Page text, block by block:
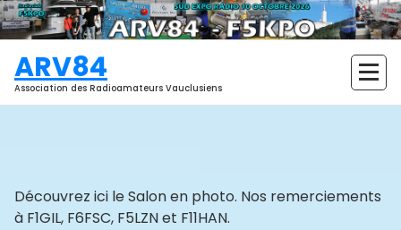
Aller
au
contenu
ARV84
Association des Radioamateurs Vauclusiens
Découvrez ici le Salon en photo. Nos remerciements
à F1GIL, F6FSC, F5LZN et F11HAN.